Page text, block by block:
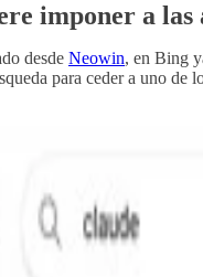
imponer a
desde Neowin, en Bing
para ceder a uno